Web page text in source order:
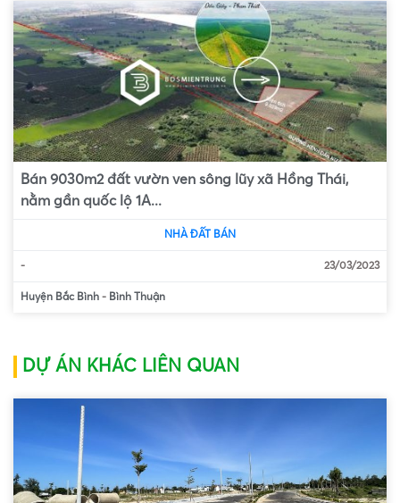
Bán 9030m2 đất vườn ven sông lũy xã Hồng Thái,
nằm gần quốc lộ 1A...
NHÀ ĐẤT BÁN
- 23/03/2023
Huyện Bắc Bình - Bình Thuận
DỰ ÁN KHÁC LIÊN QUAN